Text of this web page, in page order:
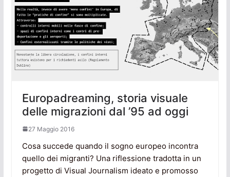
Europadreaming, storia visuale
delle migrazioni dal ’95 ad oggi
27 Maggio 2016
Cosa succede quando il sogno europeo incontra
quello dei migranti? Una riflessione tradotta in un
progetto di Visual Journalism ideato e promosso